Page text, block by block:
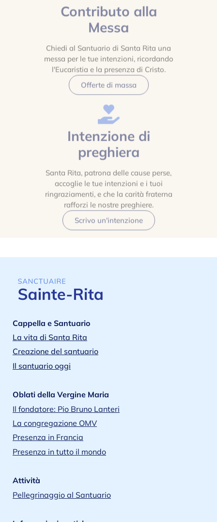
Contributo alla
Messa
Chiedi al Santuario di Santa Rita una
messa per le tue intenzioni, ricordando
l'Eucaristia e la presenza di Cristo.
Offerte di massa
Intenzione di
preghiera
Santa Rita, patrona delle cause perse,
accoglie le tue intenzioni e i tuoi
ringraziamenti, e che la carità fraterna
rafforzi le nostre preghiere.
Scrivo un'intenzione
Cappella e Santuario
La vita di Santa Rita
Creazione del santuario
Il santuario oggi
Oblati della Vergine Maria
Il fondatore: Pio Bruno Lanteri
La congregazione OMV
Presenza in Francia
Presenza in tutto il mondo
Attività
Pellegrinaggio al Santuario